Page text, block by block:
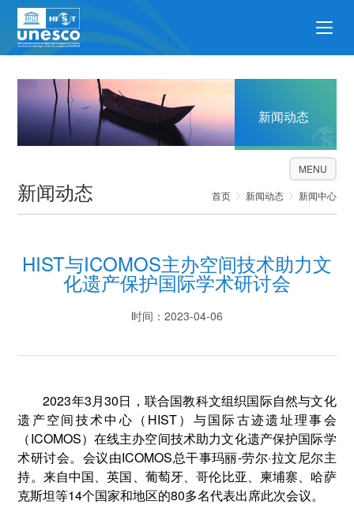
新闻动态
新闻动态 首页 新闻动态 新闻中心
MENU
HIST与ICOMOS主办空间技术助力文
化遗产保护国际学术研讨会
时间：2023-04-06
2023年3月30日，联合国教科文组织国际自然与文化
遗产空间技术中心（HIST）与国际古迹遗址理事会
（ICOMOS）在线主办空间技术助力文化遗产保护国际学
术研讨会。会议由ICOMOS总干事玛丽-劳尔·拉文尼尔主
持。来自中国、英国、葡萄牙、哥伦比亚、柬埔寨、哈萨
克斯坦等14个国家和地区的80多名代表出席此次会议。